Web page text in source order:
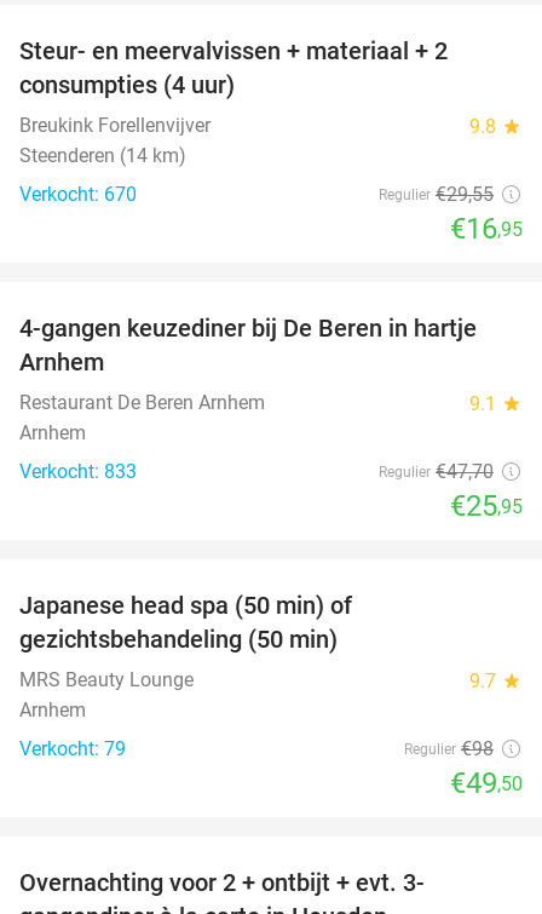
Steur- en meervalvissen + materiaal + 2
consumpties (4 uur)
Breukink Forellenvijver 9.8 star
Steenderen (14 km)
Verkocht: 670
Regulier €29,55
€16,95
46%
4-gangen keuzediner bij De Beren in hartje
Arnhem
Restaurant De Beren Arnhem 9.1 star
Arnhem
Verkocht: 833
Regulier €47,70
€25,95
Japanese head spa (50 min) of
gezichtsbehandeling (50 min)
MRS Beauty Lounge 9.7 star
Arnhem
Verkocht: 79
Regulier €98
€49,50
Overnachting voor 2 + ontbijt + evt. 3-